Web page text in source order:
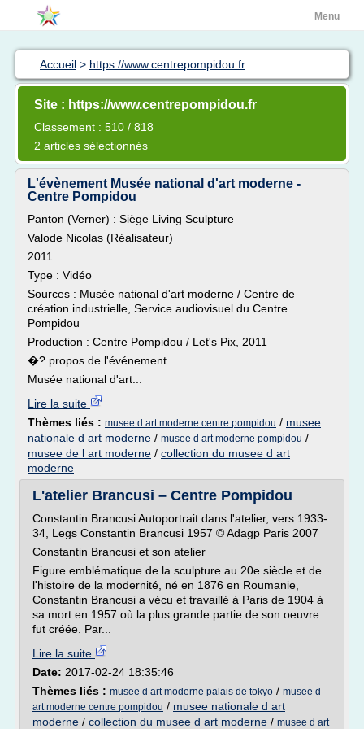
Menu
Accueil > https://www.centrepompidou.fr
Site : https://www.centrepompidou.fr
Classement : 510 / 818
2 articles sélectionnés
L'évènement Musée national d'art moderne -
Centre Pompidou
Panton (Verner) : Siège Living Sculpture
Valode Nicolas (Réalisateur)
2011
Type : Vidéo
Sources : Musée national d'art moderne / Centre de
création industrielle, Service audiovisuel du Centre
Pompidou
Production : Centre Pompidou / Let's Pix, 2011
�? propos de l'événement
Musée national d'art...
Lire la suite
Thèmes liés : musee d art moderne centre pompidou / musee
nationale d art moderne / musee d art moderne pompidou /
musee de l art moderne / collection du musee d art
moderne
L'atelier Brancusi – Centre Pompidou
Constantin Brancusi Autoportrait dans l'atelier, vers 1933-
34, Legs Constantin Brancusi 1957 © Adagp Paris 2007
Constantin Brancusi et son atelier
Figure emblématique de la sculpture au 20e siècle et de
l'histoire de la modernité, né en 1876 en Roumanie,
Constantin Brancusi a vécu et travaillé à Paris de 1904 à
sa mort en 1957 où la plus grande partie de son oeuvre
fut créée. Par...
Lire la suite
Date: 2017-02-24 18:35:46
Thèmes liés : musee d art moderne palais de tokyo / musee d
art moderne centre pompidou / musee nationale d art
moderne / collection du musee d art moderne / musee d art